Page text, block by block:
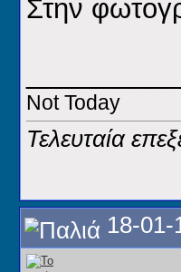
Στην
Not Today
Τελευταία
18-01-